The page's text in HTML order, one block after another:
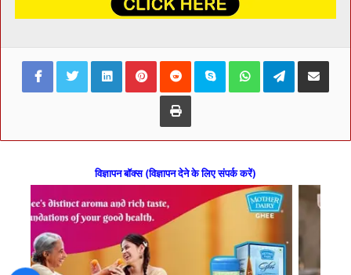
FacebookTwitterLinkedInPinterestReddit Skype WhatsAppTelegramShare via
Print
विज्ञापन बॉक्स (विज्ञापन देने के लिए संपर्क करें)